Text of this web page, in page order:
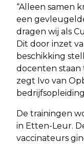
“Alleen samen
een
dragen wij als
Dit door inzet
beschikking
docenten staan
zegt Ivo van
De trainingen
in Etten-Leur.
vaccinateurs